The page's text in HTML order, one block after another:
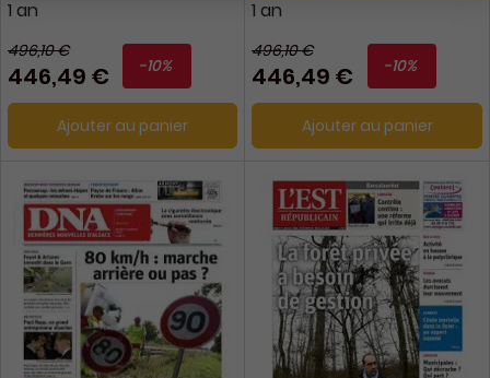
1 an
496,10 €
446,49 € -10%
Ajouter au panier
1 an
496,10 €
446,49 € -10%
Ajouter au panier